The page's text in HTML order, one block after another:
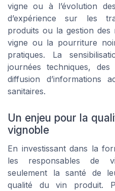
vigne ou à l’évolution
d’expérience sur les
produits ou la gestion des
vigne ou la pourriture
pratiques. La
journées techniques,
diffusion d’informations
sanitaires.
Un enjeu pour la
vignoble
En investissant dans la
les responsables de
seulement la santé de
qualité du vin produit.